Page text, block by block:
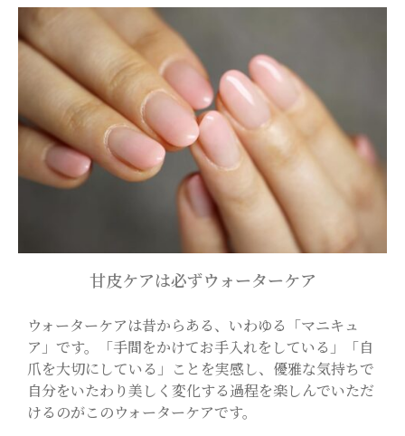
甘皮ケアは必ずウォーターケア
ウォーターケアは昔からある、いわゆる「マニキュ
ア」です。「手間をかけてお手入れをしている」「自
爪を大切にしている」ことを実感し、優雅な気持ちで
自分をいたわり美しく変化する過程を楽しんでいただ
けるのがこのウォーターケアです。